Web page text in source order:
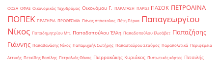
ΟΟΣΑ ΟΦΑΕ Οικονομικός Ταχυδρόμος Οικονόμου Γ. ΠΑΡΑΤΑΣΗ ΠΑΡΙΣΙ ΠΑΣΟΚ ΠΕΤΡΟΛΙΝΑ
ΠΟΠΕΚ ΠΡΑΤΗΡΙΑ ΠΡΟΘΕΣΜΙΑ Πάνας Απόστολος Πέτη Πέρκα Παπαγεωργίου
Νίκος Παπαδημητρίου Μπ. Παπαδοπούλου Έλλη Παπαδοπούλου Ελισάβετ Παπαζήσης
Γιάννης Παπαθανάσης Νίκος Παπαμιχαήλ Σωτήρης Παπασταύρου Σταύρος Παραπολιτικά Περιφέρεια
Αττικής Πετκίδης Βασίλης Πετραλιάς Θάνος Πιερρακάκης Κυριάκος Πιστωτικές κάρτες Πιτσιλής